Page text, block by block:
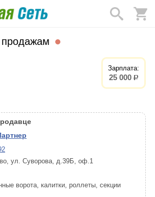
Зарплата:
25 000 р.
ул. Суворова, д.39Б, оф.1
ворота, калитки, роллеты, секции